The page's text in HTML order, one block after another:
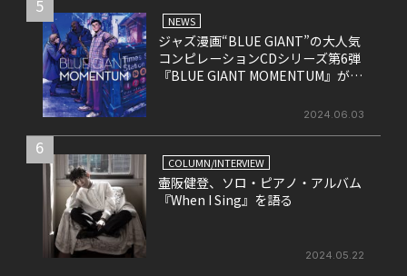
5
NEWS
ジャズ漫画“BLUE GIANT”の大人気
コンピレーションCDシリーズ第6弾
『BLUE GIANT MOMENTUM』が6
2024.06.03
6
COLUMN/INTERVIEW
壷阪健登、ソロ・ピアノ・アルバム
『When I Sing』を語る
2024.05.22